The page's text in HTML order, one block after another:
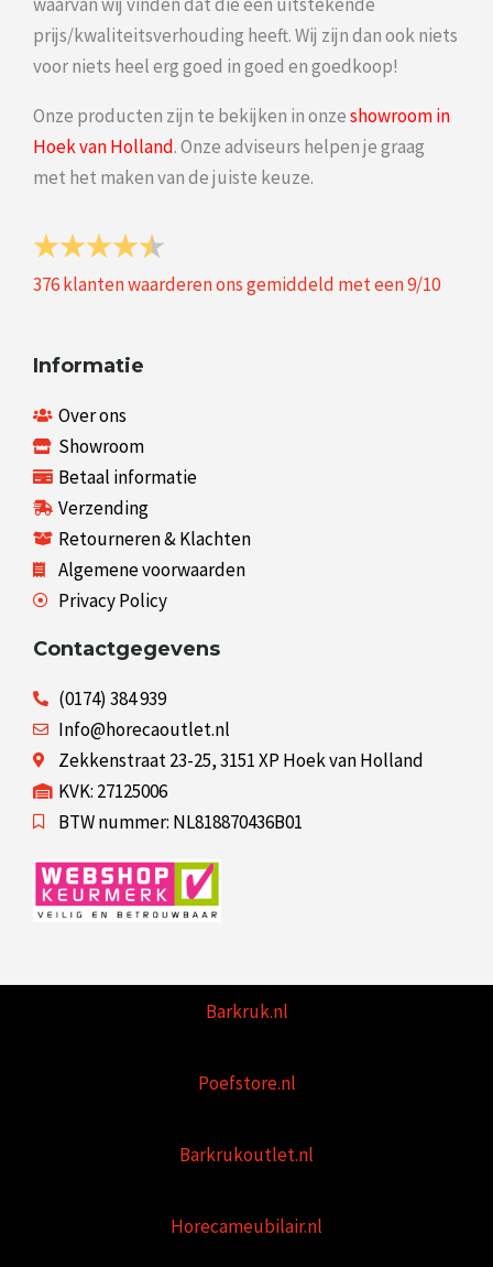
prijs/kwaliteitsverhouding heeft. Wij zijn dan ook niets
voor niets heel erg goed in goed en goedkoop!
Onze producten zijn te bekijken in onzeshowroom in
Hoek van Holland. Onze adviseurs helpen je graag
met het maken van de juiste keuze.
376klanten waarderen ons gemiddeld met een9/10
Informatie
Over ons
Showroom
Betaal informatie
Verzending
Retourneren & Klachten
Algemene voorwaarden
Privacy Policy
Contactgegevens
(0174) 384 939
Info@horecaoutlet.nl
Zekkenstraat 23-25, 3151 XP Hoek van Holland
KVK: 27125006
BTW nummer: NL818870436B01
Barkruk.nl
Poefstore.nl
Barkrukoutlet.nl
Horecameubilair.nl